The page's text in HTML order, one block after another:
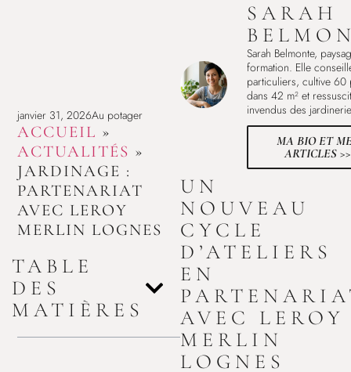
janvier 31, 2026Au potager
ACCUEIL »
ACTUALITÉS »
JARDINAGE :
PARTENARIAT
AVEC LEROY
MERLIN LOGNES
TABLE
DES
MATIÈRES
SARAH
Sarah Belmonte,
formation. Elle
particuliers, cultive 60
dans 42 m² et
invendus des
MA BIO ET
ARTICLES >>
UN
NOUVEAU
CYCLE
D’ATELIERS
EN
AVEC LEROY
MERLIN
LOGNES